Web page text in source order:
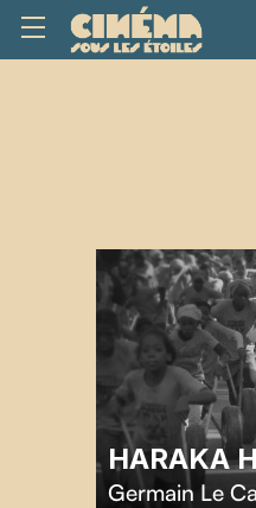
HARAKA
Germain Le